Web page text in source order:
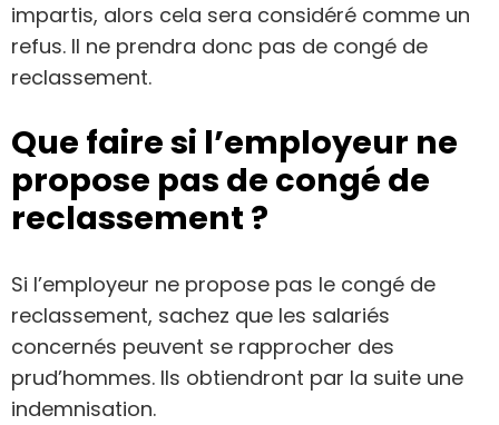
impartis, alors cela sera considéré comme un
refus. Il ne prendra donc pas de congé de
reclassement.
Que faire si l’employeur ne
propose pas de congé de
reclassement ?
Si l’employeur ne propose pas le congé de
reclassement, sachez que les salariés
concernés peuvent se rapprocher des
prud’hommes. Ils obtiendront par la suite une
indemnisation.